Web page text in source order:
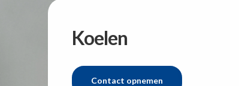
Koelen
Contact opnemen